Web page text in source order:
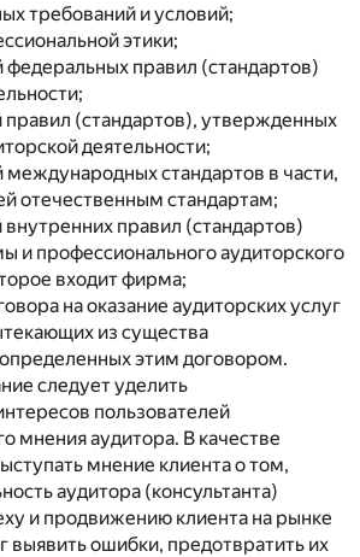
требований и условий;
этики;
федеральных правил (стандартов)
правил (стандартов), утвержденных
деятельности;
международных стандартов в части,
отечественным стандартам;
правил (стандартов)
и профессионального аудиторского
входит фирма;
на оказание аудиторских услуг
из существа
этим договором.
следует уделить
пользователей
мнения аудитора. В качестве
мнение клиента о том,
аудитора (консультанта)
и продвижению клиента на рынке
выявить ошибки, предотвратить их